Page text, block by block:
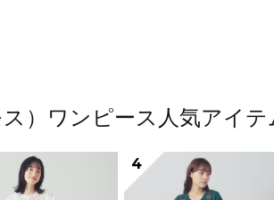
）ワンピース人気アイ
4